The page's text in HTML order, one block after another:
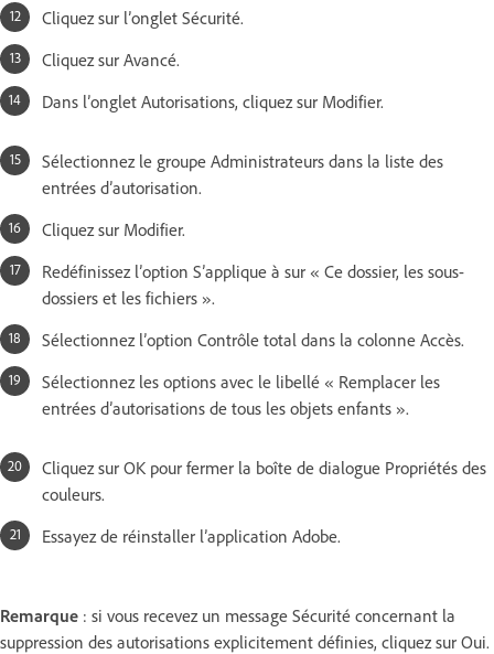
Cliquez sur l’onglet Sécurité.
Cliquez sur Avancé.
Dans l’onglet Autorisations, cliquez sur Modifier.
Sélectionnez le groupe Administrateurs dans la liste des
entrées d’autorisation.
Cliquez sur Modifier.
Redéfinissez l’option S’applique à sur « Ce dossier, les sous-
dossiers et les fichiers ».
Sélectionnez l’option Contrôle total dans la colonne Accès.
Sélectionnez les options avec le libellé « Remplacer les
entrées d’autorisations de tous les objets enfants ».
Cliquez sur OK pour fermer la boîte de dialogue Propriétés des
couleurs.
Essayez de réinstaller l’application Adobe.
Remarque : si vous recevez un message Sécurité concernant la
suppression des autorisations explicitement définies, cliquez sur Oui.